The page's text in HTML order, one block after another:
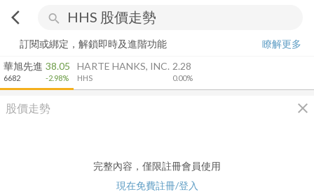
arrow_back_ios search
訂閱或綁定，解鎖即時及進階功能
瞭解更多
華旭先進
6682
38.05
-2.98%
HARTE HANKS, INC.
HHS
2.28
0.00%
股價走勢 close
完整內容，僅限註冊會員使用
現在免費註冊/登入